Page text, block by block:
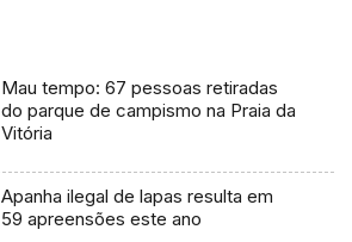
Mau tempo: 67 pessoas retiradas
do parque de campismo na Praia da
Vitória
Apanha ilegal de lapas resulta em
59 apreensões este ano